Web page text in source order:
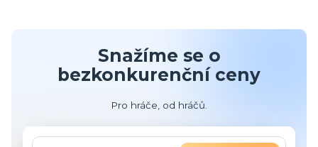
Snažíme se o
bezkonkurenční ceny
Pro hráče, od hráčů.